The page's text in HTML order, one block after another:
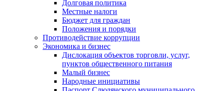
Долговая политика
Местные налоги
Бюджет для граждан
Положения и порядки
Противодействие коррупции
Экономика и бизнес
Дислокация объектов торговли, услуг,
пунктов общественного питания
Малый бизнес
Народные инициативы